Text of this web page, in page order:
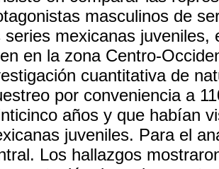
masculinos de
series mexicanas
en la zona Centro-
cuantitativa de
por conveniencia a
años y que habían
juveniles. Para el
Los hallazgos